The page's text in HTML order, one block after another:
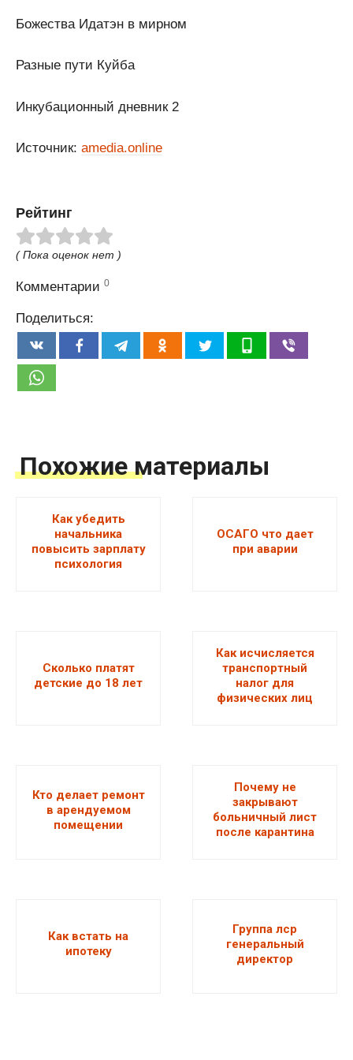
Божества Идатэн в мирном
Разные пути Куйба
Инкубационный дневник 2
Источник: amedia.online
Рейтинг
( Пока оценок нет )
Комментарии 0
Поделиться:
Похожие материалы
Как убедить
начальника
повысить зарплату
психология
ОСАГО что дает
при аварии
Сколько платят
детские до 18 лет
Как исчисляется
транспортный
налог для
физических лиц
Кто делает ремонт
в арендуемом
помещении
Почему не
закрывают
больничный лист
после карантина
Как встать на
ипотеку
Группа лср
генеральный
директор